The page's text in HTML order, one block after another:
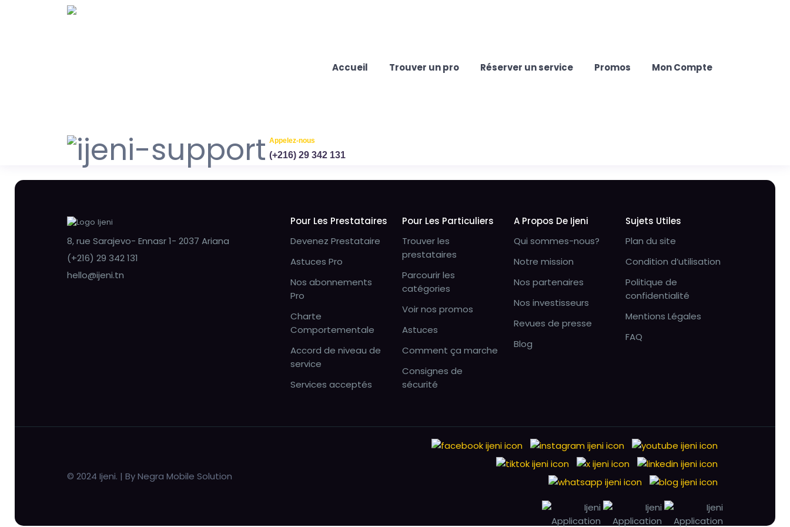
Accueil Trouver un pro Réserver un service Promos Mon Compte
Appelez-nous
(+216) 29 342 131
8, rue Sarajevo- Ennasr 1- 2037 Ariana
(+216) 29 342 131
hello@ijeni.tn
Pour Les Prestataires
Devenez Prestataire
Astuces Pro
Nos abonnements
Pro
Charte
Comportementale
Accord de niveau de
service
Services acceptés
Pour Les Particuliers
Trouver les
prestataires
Parcourir les
catégories
Voir nos promos
Astuces
Comment ça marche
Consignes de
sécurité
A Propos De Ijeni
Qui sommes-nous?
Notre mission
Nos partenaires
Nos investisseurs
Revues de presse
Blog
Sujets Utiles
Plan du site
Condition d’utilisation
Politique de
confidentialité
Mentions Légales
FAQ
© 2024 Ijeni. | By Negra Mobile Solution